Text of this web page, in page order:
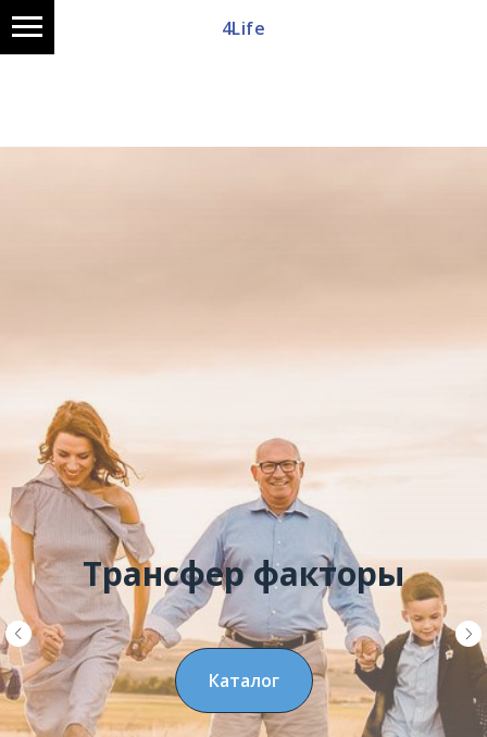
4Life
Трансфер факторы
Каталог